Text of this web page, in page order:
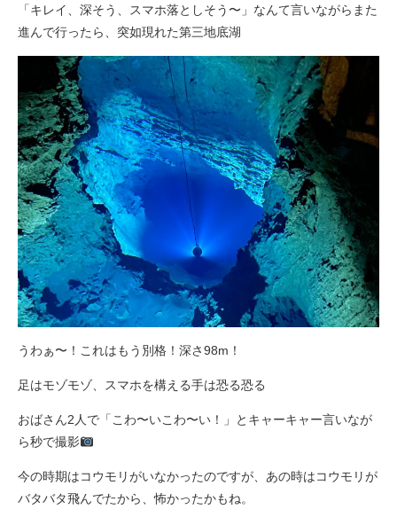
「キレイ、深そう、スマホ落としそう〜」なんて言いながらまた
進んで行ったら、突如現れた第三地底湖
うわぁ〜！これはもう別格！深さ98m！
足はモゾモゾ、スマホを構える手は恐る恐る
おばさん2人で「こわ〜いこわ〜い！」とキャーキャー言いなが
ら秒で撮影
今の時期はコウモリがいなかったのですが、あの時はコウモリが
バタバタ飛んでたから、怖かったかもね。